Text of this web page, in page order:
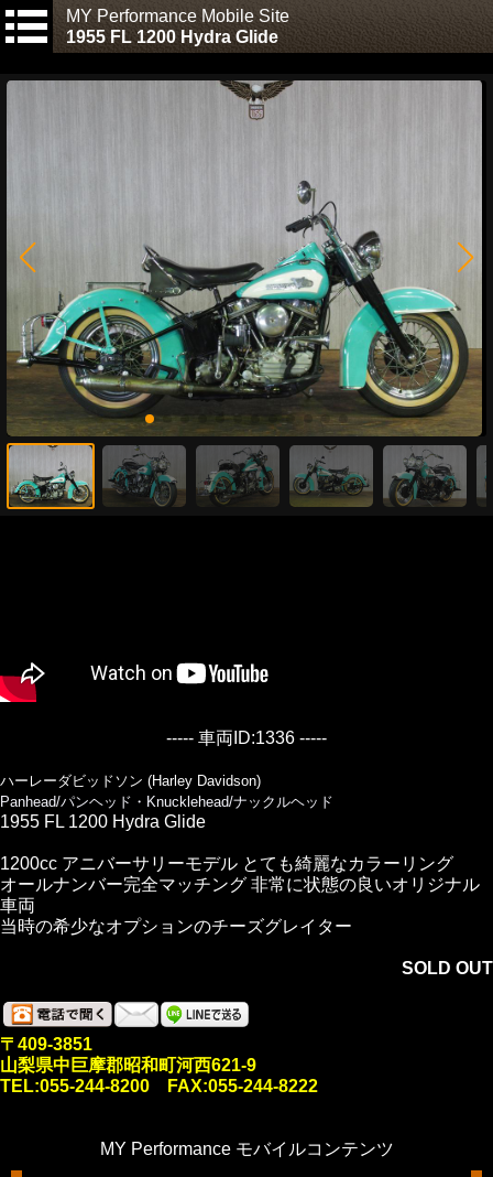
MY Performance Mobile Site
1955 FL 1200 Hydra Glide
----- 車両ID:1336 -----
ハーレーダビッドソン (Harley Davidson)
Panhead/パンヘッド・Knucklehead/ナックルヘッド
1955 FL 1200 Hydra Glide
1200cc アニバーサリーモデル とても綺麗なカラーリング
オールナンバー完全マッチング 非常に状態の良いオリジナル
車両
当時の希少なオプションのチーズグレイター
SOLD OUT
〒409-3851
山梨県中巨摩郡昭和町河西621-9
TEL:055-244-8200 FAX:055-244-8222
MY Performance モバイルコンテンツ